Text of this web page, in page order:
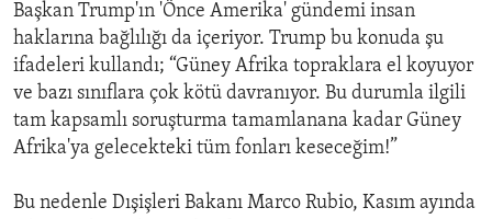
Başkan Trump'ın 'Önce Amerika' gündemi insan
haklarına bağlılığı da içeriyor. Trump bu konuda şu
ifadeleri kullandı; “Güney Afrika topraklara el koyuyor
ve bazı sınıflara çok kötü davranıyor. Bu durumla ilgili
tam kapsamlı soruşturma tamamlanana kadar Güney
Afrika'ya gelecekteki tüm fonları keseceğim!”
Bu nedenle Dışişleri Bakanı Marco Rubio, Kasım ayında